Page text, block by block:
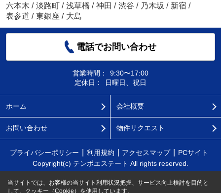
六本木 / 淡路町 / 浅草橋 / 神田 / 渋谷 / 乃木坂 / 新宿 /
表参道 / 東銀座 / 大島
電話でお問い合わせ
営業時間：
9:30〜17:00
定休日：
日曜日、祝日
ホーム 会社概要
お問い合わせ 物件リクエスト
プライバシーポリシー 利用規約 アクセスマップ
PCサイト
Copyright(c) テンポエステート All rights reserved.
当サイトでは、お客様の当サイト利用状況把握、サービス向上検討を目的と
して、クッキー（Cookie）を使用しています。